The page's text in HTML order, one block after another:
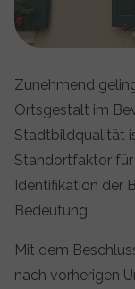
Zunehmend
Ortsgestalt im
Stadtbildqualität
Standortfaktor für
Identifikation der
Bedeutung.
Mit dem
nach vorherigen